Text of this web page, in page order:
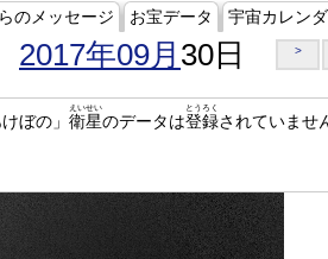
のメッセージ お宝データ 宇宙カレン
2017年09月 30日 >
ぼの」 衛星
えいせい
のデータは登録
とうろく
されていませ